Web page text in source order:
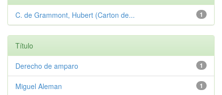
1
C. de Grammont, Hubert (Carton de...
Título
1
Derecho de amparo
1
Miguel Aleman